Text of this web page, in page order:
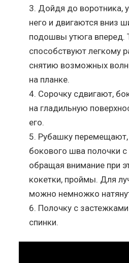
Дойдя до воротника,
него и двигаются вниз
подошвы утюга вперед.
способствуют легкому
снятию возможных
на планке.
Сорочку сдвигают,
на гладильную
его.
Рубашку
бокового шва полочки с
обращая внимание при
кокетки, проймы. Для
можно немножко
Полочку с
спинки.